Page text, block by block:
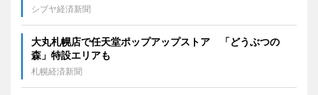
シブヤ経済新聞
大丸札幌店で任天堂ポップアップストア 「どうぶつの
森」特設エリアも
札幌経済新聞